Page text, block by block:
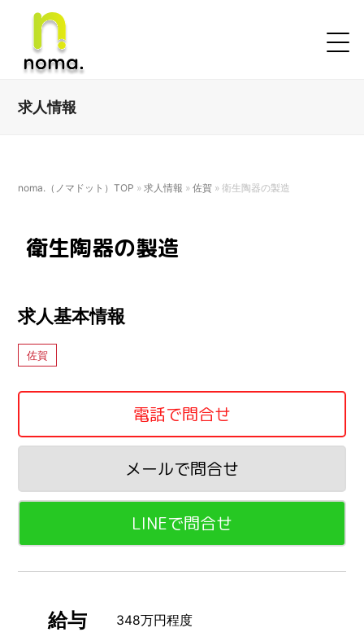
求人情報
noma.（ノマドット）TOP »求人情報 »佐賀 »衛生陶器の製造
衛生陶器の製造
求人基本情報
佐賀
電話で問合せ
メールで問合せ
LINEで問合せ
給与 348万円程度